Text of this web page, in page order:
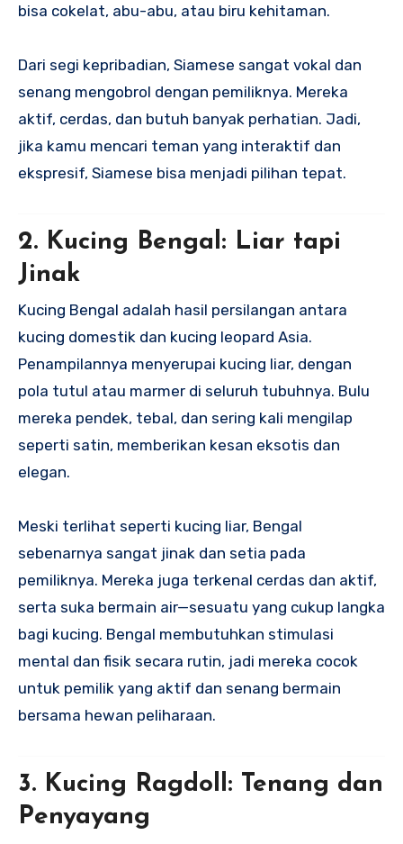
bisa cokelat, abu-abu, atau biru kehitaman.
Dari segi kepribadian, Siamese sangat vokal dan
senang mengobrol dengan pemiliknya. Mereka
aktif, cerdas, dan butuh banyak perhatian. Jadi,
jika kamu mencari teman yang interaktif dan
ekspresif, Siamese bisa menjadi pilihan tepat.
2. Kucing Bengal: Liar tapi
Jinak
Kucing Bengal adalah hasil persilangan antara
kucing domestik dan kucing leopard Asia.
Penampilannya menyerupai kucing liar, dengan
pola tutul atau marmer di seluruh tubuhnya. Bulu
mereka pendek, tebal, dan sering kali mengilap
seperti satin, memberikan kesan eksotis dan
elegan.
Meski terlihat seperti kucing liar, Bengal
sebenarnya sangat jinak dan setia pada
pemiliknya. Mereka juga terkenal cerdas dan aktif,
serta suka bermain air—sesuatu yang cukup langka
bagi kucing. Bengal membutuhkan stimulasi
mental dan fisik secara rutin, jadi mereka cocok
untuk pemilik yang aktif dan senang bermain
bersama hewan peliharaan.
3. Kucing Ragdoll: Tenang dan
Penyayang